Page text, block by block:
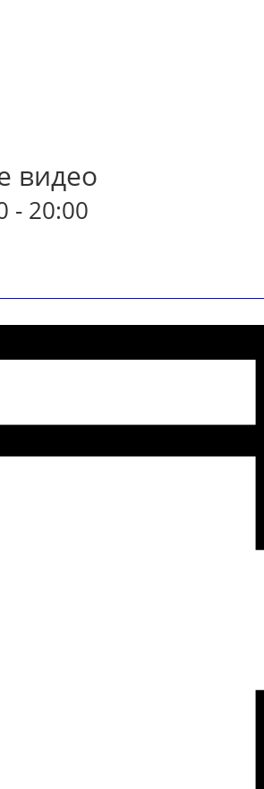
видео
- 20:00